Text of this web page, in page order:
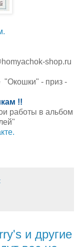
shop.ru
"Окошки" - приз -
!!
работы в альбом
и другие